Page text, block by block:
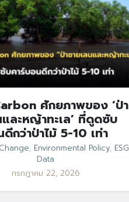
ศักยภาพของ ‘ป่า
และหญ้าทะเล’ ที่ดูดซับ
กว่าป่าไม้ 5-10 เท่า
, Environmental Policy, ESG
Data
กรกฎาคม 22, 2026